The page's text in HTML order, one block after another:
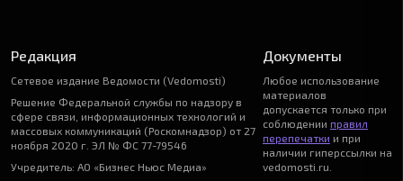
Редакция
Сетевое издание Ведомости (Vedomosti)
Решение Федеральной службы по надзору в
сфере связи, информационных технологий и
массовых коммуникаций (Роскомнадзор) от 27
ноября 2020 г. ЭЛ № ФС 77-79546
Учредитель: АО «Бизнес Ньюс Медиа»
Документы
Любое использование
материалов
допускается только при
соблюдении правил
перепечатки и при
наличии гиперссылки на
vedomosti.ru.